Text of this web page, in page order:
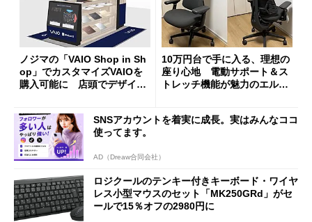
ノジマの「VAIO Shop in Sh
op」でカスタマイズVAIOを
購入可能に 店頭でデザイン
10万円台で手に入る、理想の
座り心地 電動サポート＆ス
トレッチ機能が魅力のエルゴ
SNSアカウントを着実に成長。実はみんなココ
使ってます。
AD（Dreaw合同会社）
ロジクールのテンキー付きキーボード・ワイヤ
レス小型マウスのセット「MK250GRd」がセ
ールで15％オフの2980円に